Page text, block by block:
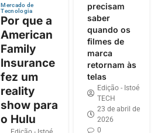
Mercado de
Tecnologia
Por que a
American
Family
Insurance
fez um
reality
show para
o Hulu
precisam
saber
quando os
filmes de
marca
retornam às
telas
Edição - Istoé
TECH
23 de abril de
2026
0